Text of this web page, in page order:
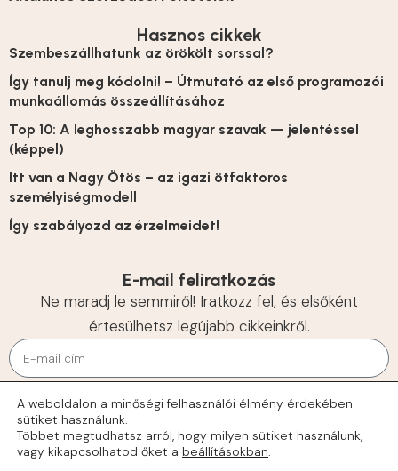
Hasznos cikkek
Szembeszállhatunk az örökölt sorssal?
Így tanulj meg kódolni! – Útmutató az első programozói
munkaállomás összeállításához
Top 10: A leghosszabb magyar szavak — jelentéssel
(képpel)
Itt van a Nagy Ötös – az igazi ötfaktoros
személyiségmodell
Így szabályozd az érzelmeidet!
E-mail feliratkozás
Ne maradj le semmiről! Iratkozz fel, és elsőként
értesülhetsz legújabb cikkeinkről.
KÜLDÉS
© 2026 Tehetségek
A weboldalon a minőségi felhasználói élmény érdekében
sütiket használunk.
Többet megtudhatsz arról, hogy milyen sütiket használunk,
vagy kikapcsolhatod őket a beállításokban.